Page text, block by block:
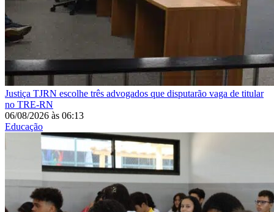
Justiça TJRN escolhe três advogados que disputarão vaga de titular
no TRE-RN
06/08/2026 às 06:13
Educação